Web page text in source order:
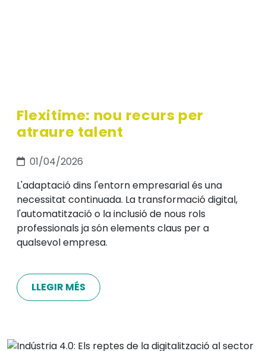
Flexitime: nou recurs per
atraure talent
01/04/2026
L'adaptació dins l'entorn empresarial és una
necessitat continuada. La transformació digital,
l'automatització o la inclusió de nous rols
professionals ja són elements claus per a
qualsevol empresa.
LLEGIR MÉS